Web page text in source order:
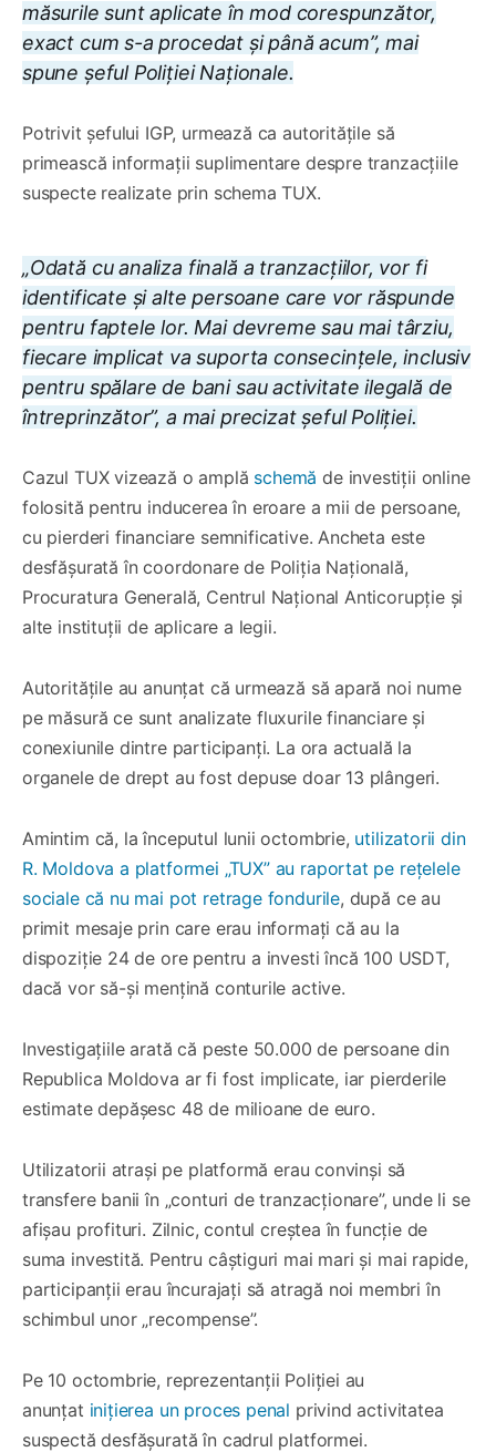
măsurile sunt aplicate în mod corespunzător,
exact cum s-a procedat și până acum”, mai
spune șeful Poliției Naționale.
Potrivit șefului IGP, urmează ca autoritățile să
primească informații suplimentare despre tranzacțiile
suspecte realizate prin schema TUX.
„Odată cu analiza finală a tranzacțiilor, vor fi
identificate și alte persoane care vor răspunde
pentru faptele lor. Mai devreme sau mai târziu,
fiecare implicat va suporta consecințele, inclusiv
pentru spălare de bani sau activitate ilegală de
întreprinzător”, a mai precizat șeful Poliției.
Cazul TUX vizează o amplă schemă de investiții online
folosită pentru inducerea în eroare a mii de persoane,
cu pierderi financiare semnificative. Ancheta este
desfășurată în coordonare de Poliția Națională,
Procuratura Generală, Centrul Național Anticorupție și
alte instituții de aplicare a legii.
Autoritățile au anunțat că urmează să apară noi nume
pe măsură ce sunt analizate fluxurile financiare și
conexiunile dintre participanți. La ora actuală la
organele de drept au fost depuse doar 13 plângeri.
Amintim că, la începutul lunii octombrie, utilizatorii din
R. Moldova a platformei „TUX” au raportat pe rețelele
sociale că nu mai pot retrage fondurile, după ce au
primit mesaje prin care erau informați că au la
dispoziție 24 de ore pentru a investi încă 100 USDT,
dacă vor să-și mențină conturile active.
Investigațiile arată că peste 50.000 de persoane din
Republica Moldova ar fi fost implicate, iar pierderile
estimate depășesc 48 de milioane de euro.
Utilizatorii atrași pe platformă erau convinși să
transfere banii în „conturi de tranzacționare”, unde li se
afișau profituri. Zilnic, contul creștea în funcție de
suma investită. Pentru câștiguri mai mari și mai rapide,
participanții erau încurajați să atragă noi membri în
schimbul unor „recompense”.
Pe 10 octombrie, reprezentanții Poliției au
anunțat inițierea un proces penal privind activitatea
suspectă desfășurată în cadrul platformei.